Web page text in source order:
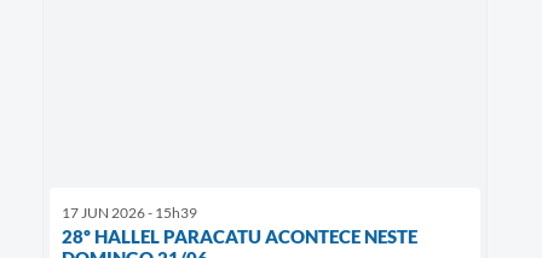
17 JUN 2026 - 15h39
28º HALLEL PARACATU ACONTECE NESTE